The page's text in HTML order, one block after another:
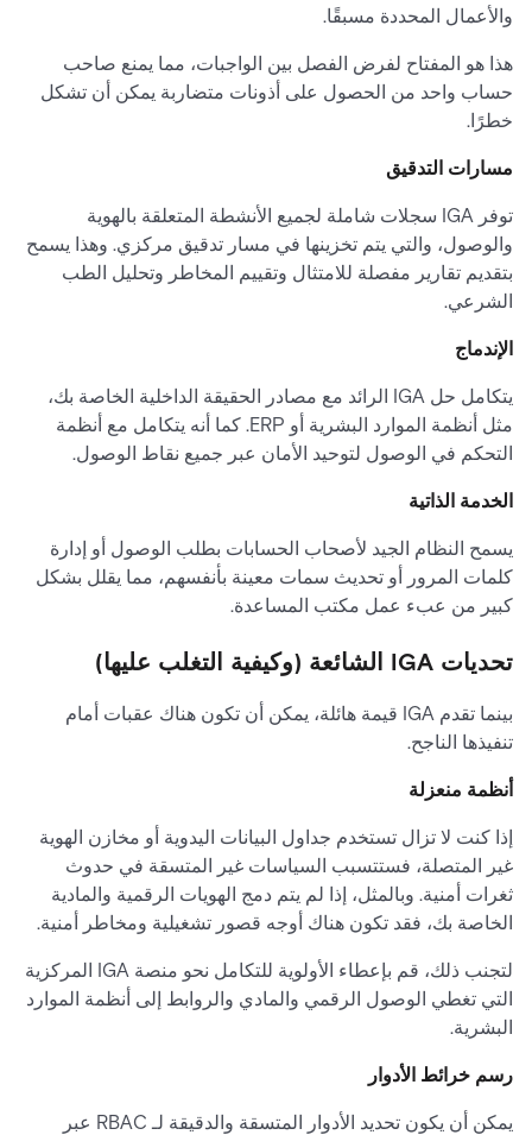
والأعمال المحددة مسبقًا.
هذا هو المفتاح لفرض الفصل بين الواجبات، مما يمنع صاحب
حساب واحد من الحصول على أذونات متضاربة يمكن أن تشكل
خطرًا.
مسارات التدقيق
توفر IGA سجلات شاملة لجميع الأنشطة المتعلقة بالهوية
والوصول، والتي يتم تخزينها في مسار تدقيق مركزي. وهذا يسمح
بتقديم تقارير مفصلة للامتثال وتقييم المخاطر وتحليل الطب
الشرعي.
الإندماج
يتكامل حل IGA الرائد مع مصادر الحقيقة الداخلية الخاصة بك،
مثل أنظمة الموارد البشرية أو ERP. كما أنه يتكامل مع أنظمة
التحكم في الوصول لتوحيد الأمان عبر جميع نقاط الوصول.
الخدمة الذاتية
يسمح النظام الجيد لأصحاب الحسابات بطلب الوصول أو إدارة
كلمات المرور أو تحديث سمات معينة بأنفسهم، مما يقلل بشكل
كبير من عبء عمل مكتب المساعدة.
تحديات IGA الشائعة (وكيفية التغلب عليها)
بينما تقدم IGA قيمة هائلة، يمكن أن تكون هناك عقبات أمام
تنفيذها الناجح.
أنظمة منعزلة
إذا كنت لا تزال تستخدم جداول البيانات اليدوية أو مخازن الهوية
غير المتصلة، فستتسبب السياسات غير المتسقة في حدوث
ثغرات أمنية. وبالمثل، إذا لم يتم دمج الهويات الرقمية والمادية
الخاصة بك، فقد تكون هناك أوجه قصور تشغيلية ومخاطر أمنية.
لتجنب ذلك، قم بإعطاء الأولوية للتكامل نحو منصة IGA المركزية
التي تغطي الوصول الرقمي والمادي والروابط إلى أنظمة الموارد
البشرية.
رسم خرائط الأدوار
يمكن أن يكون تحديد الأدوار المتسقة والدقيقة لـ RBAC عبر